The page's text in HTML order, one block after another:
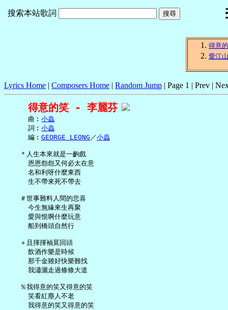
搜索本站歌詞
得意
愛江
Lyrics Home | Composers Home | Random Jump | Page 1 | Prev |
得意的笑 - 李麗芬
     曲︰
小蟲
     詞︰
小蟲
     編︰
GEORGE LEONG ／小蟲
   ＊人生本來就是一齣戲
     恩恩怨怨又何必太在意
     名和利呀什麼東西
     生不帶來死不帶去
   ＃世事難料人間的悲喜
     今生無緣來生再聚
     愛與恨啊什麼玩意
     船到橋頭自然行
   ＋且揮揮袖莫回頭
     飲酒作樂是時候
     那千金雖好快樂難找
     我瀟灑走過條條大道
   ％我得意的笑又得意的笑
     笑看紅塵人不老
     我得意的笑又得意的笑